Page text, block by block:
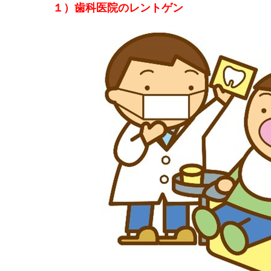
１）歯科医院のレントゲン